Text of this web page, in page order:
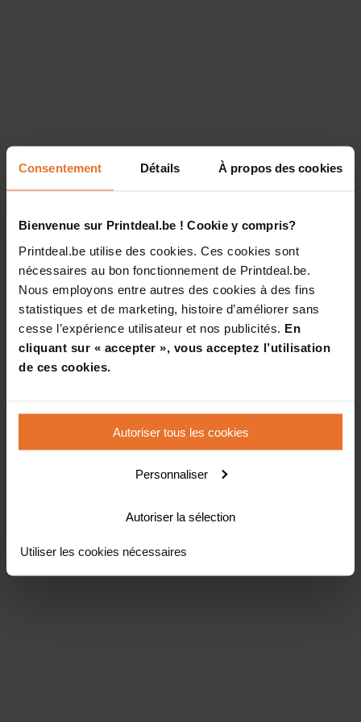
Consentement Détails À propos des cookies
Bienvenue sur Printdeal.be ! Cookie y compris?
Printdeal.be utilise des cookies. Ces cookies sont
nécessaires au bon fonctionnement de Printdeal.be.
Nous employons entre autres des cookies à des fins
statistiques et de marketing, histoire d’améliorer sans
cesse l’expérience utilisateur et nos publicités. En
cliquant sur « accepter », vous acceptez l’utilisation
de ces cookies.
Autoriser tous les cookies
Personnaliser
Autoriser la sélection
Utiliser les cookies nécessaires